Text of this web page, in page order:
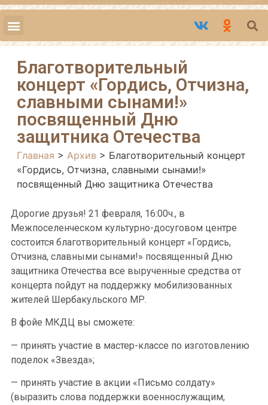
Благотворительный
концерт «Гордись, Отчизна,
славными сынами!»
посвященный Дню
защитника Отечества
Главная > Архив > Благотворительный концерт
«Гордись, Отчизна, славными сынами!»
посвященный Дню защитника Отечества
Дорогие друзья! 21 февраля, 16:00ч., в
Межпоселенческом культурно-досуговом центре
состоится благотворительный концерт «Гордись,
Отчизна, славными сынами!» посвященный Дню
защитника Отечества все вырученные средства от
концерта пойдут на поддержку мобилизованных
жителей Шербакульского МР.
В фойе МКДЦ вы сможете:
— принять участие в мастер-классе по изготовлению
поделок «Звезда»;
— принять участие в акции «Письмо солдату»
(выразить слова поддержки военнослужащим,